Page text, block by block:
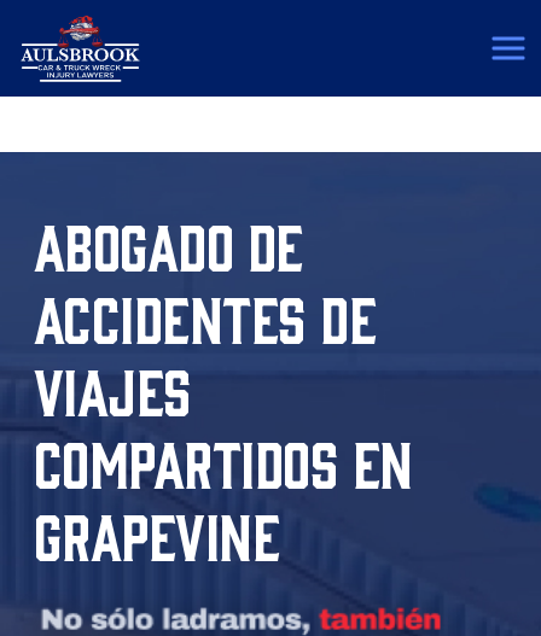
ABOGADO DE
ACCIDENTES DE
VIAJES
COMPARTIDOS EN
GRAPEVINE